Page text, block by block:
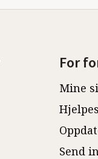
For
Mine
Send